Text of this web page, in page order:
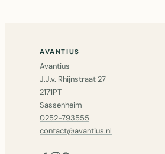
AVANTIUS
Avantius
J.J.v. Rhijnstraat 27
2171PT
Sassenheim
0252-793555
contact@avantius.nl